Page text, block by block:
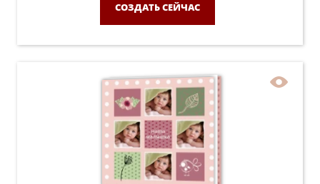
СОЗДАТЬ СЕЙЧАС